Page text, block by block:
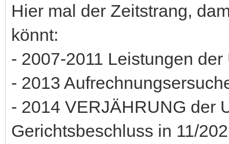
Hier mal der Zeitstrang,
könnt:
- 2007-2011 Leistungen der
- 2013
- 2014 VERJÄHRUNG der
Gerichtsbeschluss in 11/